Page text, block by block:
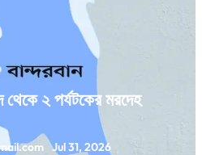
থেকে ২ পর্যটকের মরদেহ
Jul 31, 2026